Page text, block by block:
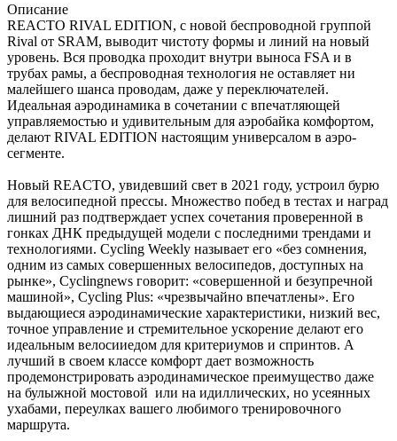
Описание
REACTO RIVAL EDITION, с новой беспроводной группой
Rival от SRAM, выводит чистоту формы и линий на новый
уровень. Вся проводка проходит внутри выноса FSA и в
трубах рамы, а беспроводная технология не оставляет ни
малейшего шанса проводам, даже у переключателей.
Идеальная аэродинамика в сочетании с впечатляющей
управляемостью и удивительным для аэробайка комфортом,
делают RIVAL EDITION настоящим универсалом в аэро-
сегменте.
Новый REACTO, увидевший свет в 2021 году, устроил бурю
для велосипедной прессы. Множество побед в тестах и наград
лишний раз подтверждает успех сочетания проверенной в
гонках ДНК предыдущей модели с последними трендами и
технологиями. Cycling Weekly называет его «без сомнения,
одним из самых совершенных велосипедов, доступных на
рынке», Cyclingnews говорит: «совершенной и безупречной
машиной», Cycling Plus: «чрезвычайно впечатлены». Его
выдающиеся аэродинамические характеристики, низкий вес,
точное управление и стремительное ускорение делают его
идеальным велосииедом для критериумов и спринтов. А
лучший в своем классе комфорт дает возможность
продемонстрировать аэродинамическое преимущество даже
на булыжной мостовой или на идиллических, но усеянных
ухабами, переулках вашего любимого тренировочного
маршрута.